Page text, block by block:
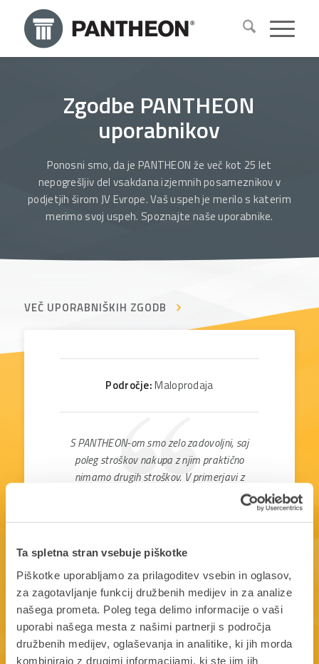
Ta spletna stran vsebuje piškotke
Piškotke uporabljamo za prilagoditev vsebin in oglasov,
za zagotavljanje funkcij družbenih medijev in za analize
našega prometa. Poleg tega delimo informacije o vaši
uporabi našega mesta z našimi partnerji s področja
družbenih medijev, oglaševanja in analitike, ki jih morda
kombinirajo z drugimi informacijami, ki ste jim jih
Zgodbe PANTHEON
uporabnikov
Ponosni smo, da je PANTHEON že več kot 25 let
nepogrešljiv del vsakdana izjemnih posameznikov v
podjetjih širom JV Evrope. Vaš uspeh je merilo s katerim
merimo svoj uspeh. Spoznajte naše uporabnike.
VEČ UPORABNIŠKIH ZGODB
Področje:Maloprodaja
S PANTHEON-om smo zelo zadovoljni, saj
poleg stroškov nakupa z njim praktično
nimamo drugih stroškov. V primerjavi z
drugimi programi smo dobili največ za to
Marjan Hribar
vodja prodajalne, Condor | Ljudmila Hribar
s.p.